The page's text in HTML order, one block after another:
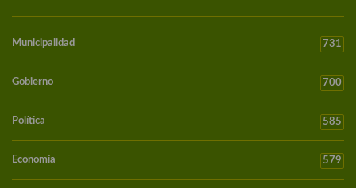
Municipalidad 731
Gobierno 700
Política 585
Economía 579